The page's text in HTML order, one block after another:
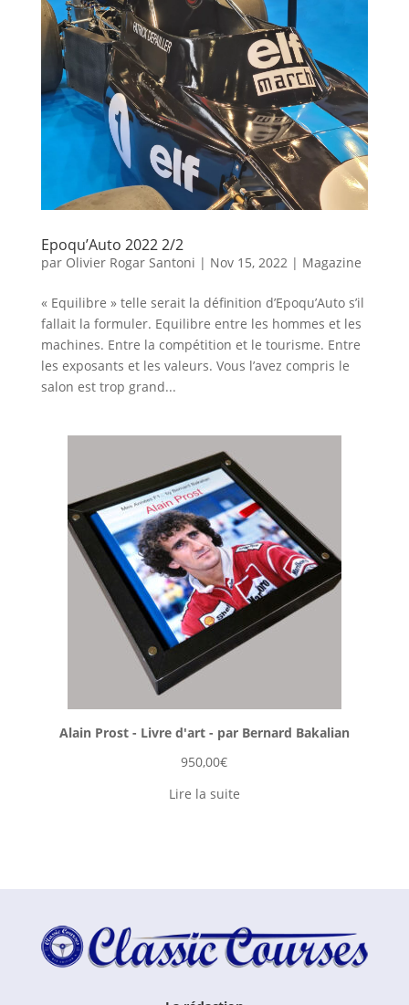
Epoqu’Auto 2022 2/2
par Olivier Rogar Santoni | Nov 15, 2022 | Magazine
« Equilibre » telle serait la définition d’Epoqu’Auto s’il
fallait la formuler. Equilibre entre les hommes et les
machines. Entre la compétition et le tourisme. Entre
les exposants et les valeurs. Vous l’avez compris le
salon est trop grand...
Alain Prost - Livre d'art - par Bernard Bakalian
950,00€
Lire la suite